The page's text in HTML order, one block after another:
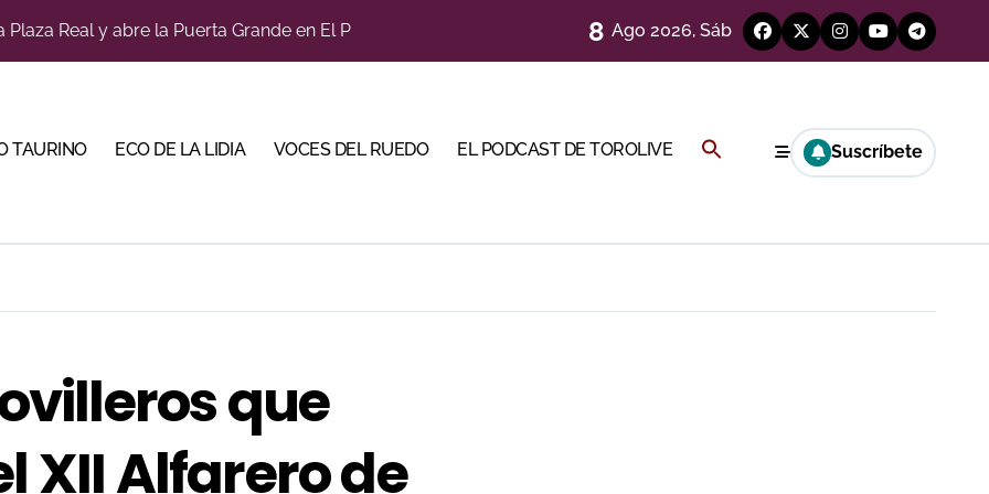
y Diego Tebas en una apertura de la Albahaca marcada por el buen juego de Los Maños
su temporada de figura y el palco niega el premio a Roca Rey
cuadro de honor de las Colombinas 2026
y sale reforzado junto a Manzanares y Morante
8 Ago 2026, Sáb
TAURINO ECO DE LA LIDIA VOCES DEL RUEDO EL PODCAST DE TOROLIVE Buscar: Suscríbete
que
XII Alfarero de